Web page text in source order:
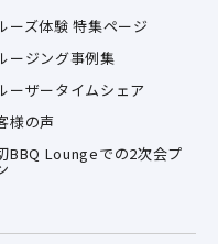
ーズ体験 特集ページ
ージング事例集
ーザータイムシェア
様の声
BBQ Loungeでの2次会プ